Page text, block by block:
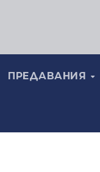
ПРЕДАВАНИЯ